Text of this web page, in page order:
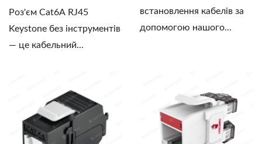
Роз'єм Cat6A RJ45
Keystone без інструментів
— це кабельний...
встановлення кабелів за
допомогою нашого...